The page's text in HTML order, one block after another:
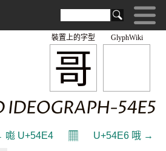
GlyphWiki
哥
裝置上的字型
IDEOGRAPH-54E5
哤 U+54E4 𝄜 U+54E6 哦 →